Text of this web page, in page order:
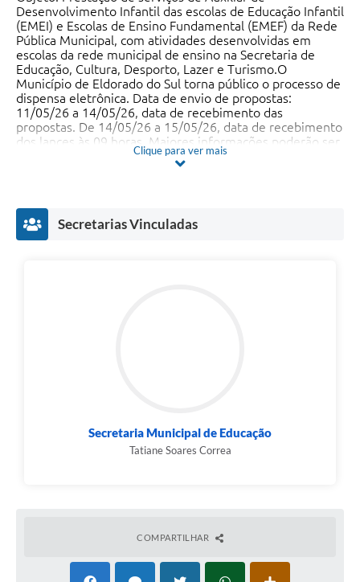
Desenvolvimento Infantil das escolas de Educação Infantil
(EMEI) e Escolas de Ensino Fundamental (EMEF) da Rede
Pública Municipal, com atividades desenvolvidas em
escolas da rede municipal de ensino na Secretaria de
Educação, Cultura, Desporto, Lazer e Turismo.O
Município de Eldorado do Sul torna público o processo de
dispensa eletrônica. Data de envio de propostas:
11/05/26 a 14/05/26, data de recebimento das
propostas. De 14/05/26 a 15/05/26, data de recebimento
dos lances às 09 horas. Maiores informações poderão ser
solicitadas pelo fone: 2929.1534 e 3499.6384 e/ou
Clique para ver mais
Secretarias Vinculadas
Secretaria Municipal de Educação
Tatiane Soares Correa
COMPARTILHAR